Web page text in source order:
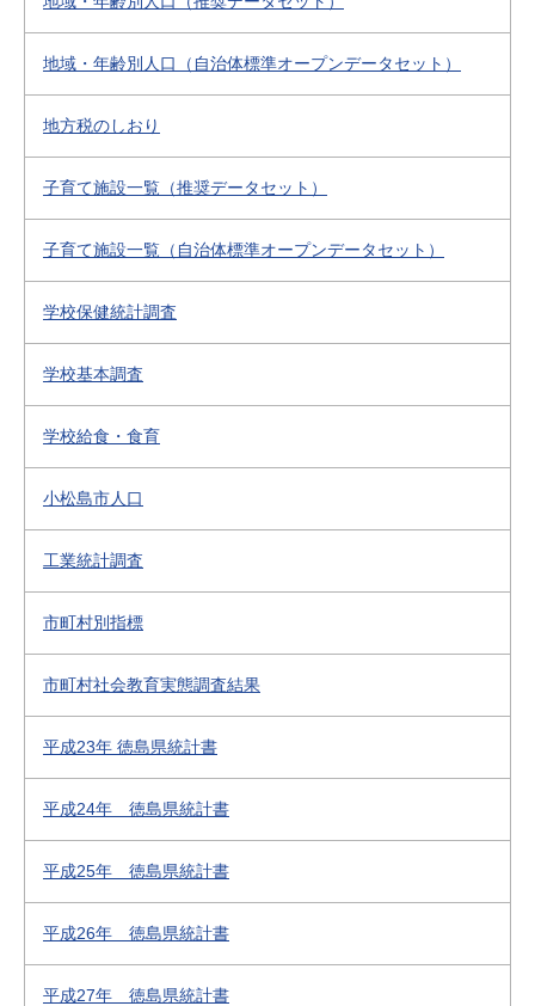
地域・年齢別人口（自治体標準オープンデータセット）
地方税のしおり
子育て施設一覧（推奨データセット）
子育て施設一覧（自治体標準オープンデータセット）
学校保健統計調査
学校基本調査
学校給食・食育
小松島市人口
工業統計調査
市町村別指標
市町村社会教育実態調査結果
平成23年 徳島県統計書
平成24年 徳島県統計書
平成25年 徳島県統計書
平成26年 徳島県統計書
平成27年 徳島県統計書